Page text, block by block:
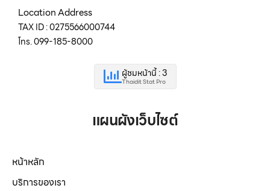
Location Address
TAX ID : 0275566000744
โทร. 099-185-8000
ผู้ชมหน้านี้ : 3
Thaidit Stat Pro
แผนผังเว็บไซต์
หน้าหลัก
บริการของเรา